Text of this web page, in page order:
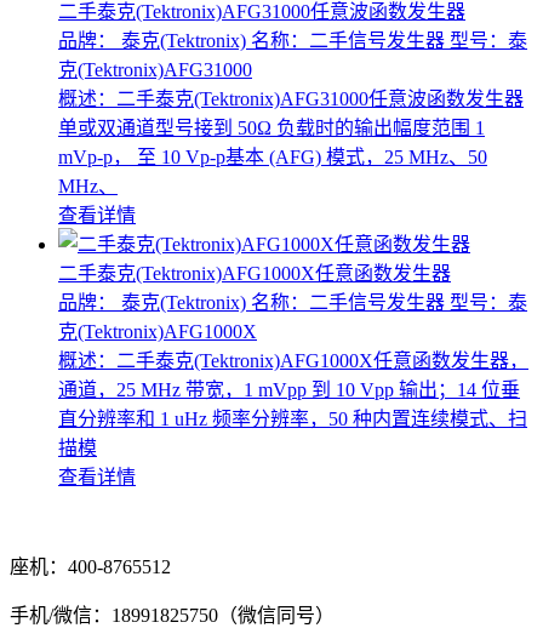
二手泰克(Tektronix)AFG31000任意波函数发生器
品牌： 泰克(Tektronix) 名称：二手信号发生器 型号：泰
克(Tektronix)AFG31000
概述：二手泰克(Tektronix)AFG31000任意波函数发生器
单或双通道型号接到 50Ω 负载时的输出幅度范围 1
mVp-p， 至 10 Vp-p基本 (AFG) 模式，25 MHz、50
MHz、
查看详情
二手泰克(Tektronix)AFG1000X任意函数发生器
品牌： 泰克(Tektronix) 名称：二手信号发生器 型号：泰
克(Tektronix)AFG1000X
概述：二手泰克(Tektronix)AFG1000X任意函数发生器，
通道，25 MHz 带宽，1 mVpp 到 10 Vpp 输出；14 位垂
直分辨率和 1 uHz 频率分辨率，50 种内置连续模式、扫
描模
查看详情
座机：400-8765512
手机/微信：18991825750（微信同号）